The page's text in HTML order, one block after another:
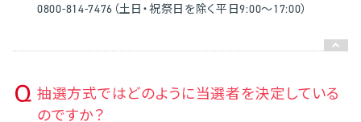
0800-814-7476（土日・祝祭日を除く平日9:00～17:00）
抽選方式ではどのように当選者を決定している
のですか？